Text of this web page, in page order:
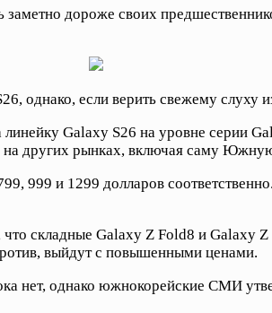
дороже своих
однако, если верить свежему
Galaxy S26 на уровне серии
других рынках, включая саму
999 и 1299 долларов
складные Galaxy Z Fold8 и Galaxy
выйдут с повышенными ценами.
нет, однако южнокорейские СМИ